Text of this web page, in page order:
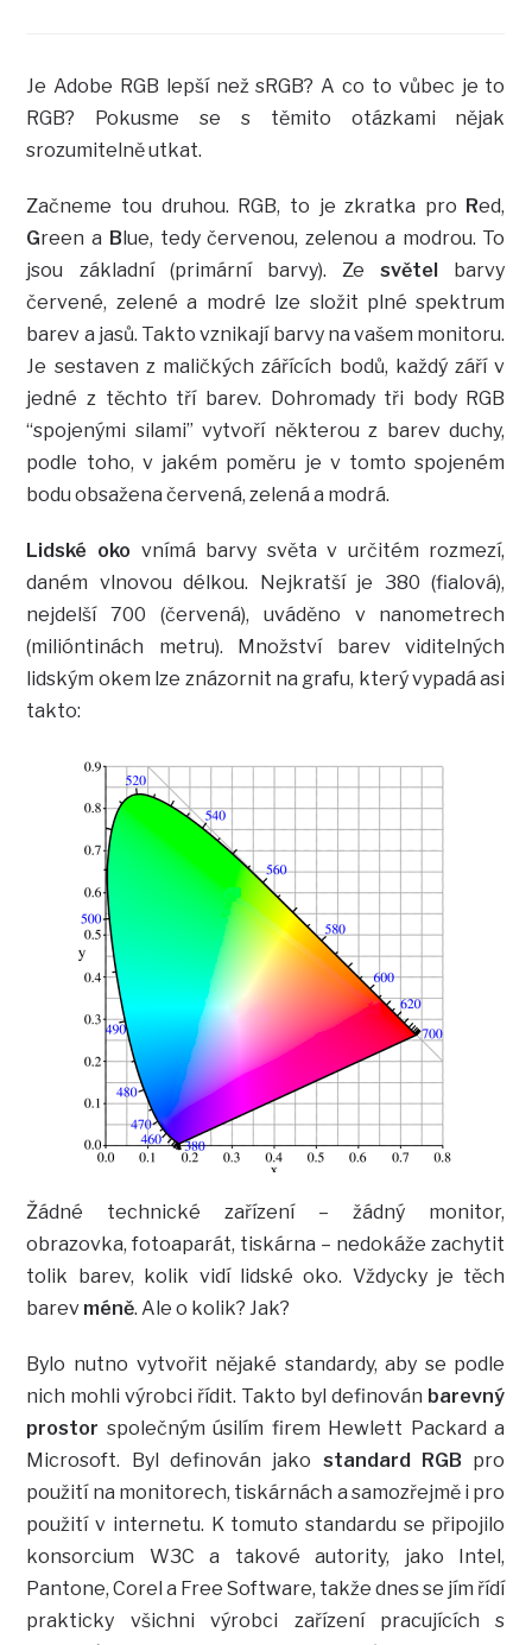
Je Adobe RGB lepší než sRGB? A co to vůbec je to
RGB? Pokusme se s těmito otázkami nějak
srozumitelně utkat.
Začneme tou druhou. RGB, to je zkratka pro Red,
Green a B lue, tedy červenou, zelenou a modrou. To
jsou základní (primární barvy). Zesvětel
barvy
červené, zelené a modré lze složit plné spektrum
barev a jasů. Takto vznikají barvy na vašem monitoru.
Je sestaven z maličkých zářících bodů, každý září v
jedné z těchto tří barev. Dohromady tři body RGB
“spojenými silami” vytvoří některou z barev duchy,
podle toho, v jakém poměru je v tomto spojeném
bodu obsažena červená, zelená a modrá.
Lidské oko vnímá barvy světa v určitém rozmezí,
daném vlnovou délkou. Nejkratší je 380 (fialová),
nejdelší 700 (červená), uváděno v nanometrech
(milióntinách metru). Množství barev viditelných
lidským okem lze znázornit na grafu, který vypadá asi
takto:
Žádné technické zařízení – žádný monitor,
obrazovka, fotoaparát, tiskárna – nedokáže zachytit
tolik barev, kolik vidí lidské oko. Vždycky je těch
barev méně. Ale o kolik? Jak?
Bylo nutno vytvořit nějaké standardy, aby se podle
nich mohli výrobci řídit. Takto byl definován barevný
prostor společným úsilím firem Hewlett Packard a
Microsoft. Byl definován jako standard RGB pro
použití na monitorech, tiskárnách a samozřejmě i pro
použití v internetu. K tomuto standardu se připojilo
konsorcium W3C a takové autority, jako Intel,
Pantone, Corel a Free Software, takže dnes se jím řídí
prakticky všichni výrobci zařízení pracujících s